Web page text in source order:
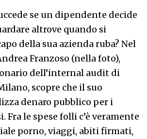
se un dipendente decide
altrove quando si
della sua azienda ruba? Nel
Franzoso (nella foto),
dell’internal audit di
scopre che il suo
denaro pubblico per i
Fra le spese folli c’è veramente
porno, viaggi, abiti firmati,